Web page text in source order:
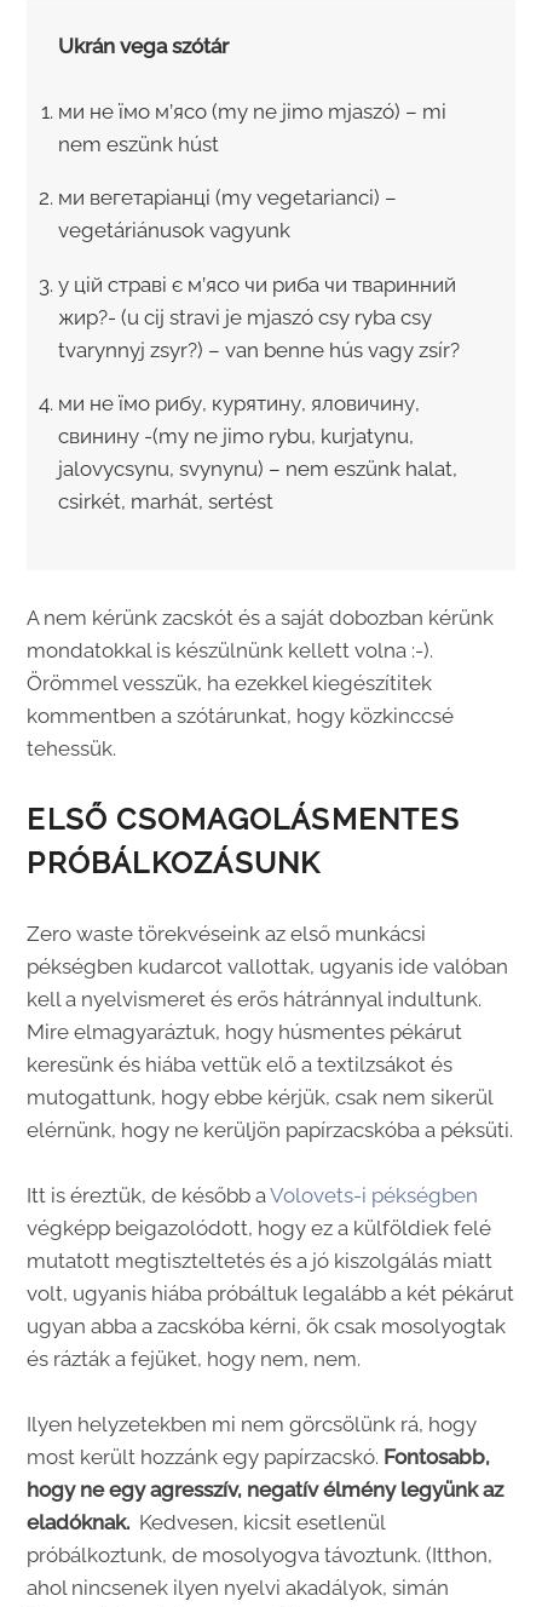
Ukrán vega szótár
ми не ïмо м’ясо (my ne jimo mjaszó) – mi
nem eszünk húst
ми вегетарiанцi (my vegetarianci) –
vegetáriánusok vagyunk
у цiй стравi є м’ясо чи риба чи тваринний
жир?- (u cij stravi je mjaszó csy ryba csy
tvarynnyj zsyr?) – van benne hús vagy zsír?
ми не їмо рибу, курятину, яловичину,
свинину -(my ne jimo rybu, kurjatynu,
jalovycsynu, svynynu) – nem eszünk halat,
csirkét, marhát, sertést
A nem kérünk zacskót és a saját dobozban kérünk
mondatokkal is készülnünk kellett volna :-).
Örömmel vesszük, ha ezekkel kiegészítitek
kommentben a szótárunkat, hogy közkinccsé
tehessük.
ELSŐ CSOMAGOLÁSMENTES
PRÓBÁLKOZÁSUNK
Zero waste törekvéseink az első munkácsi
pékségben kudarcot vallottak, ugyanis ide valóban
kell a nyelvismeret és erős hátránnyal indultunk.
Mire elmagyaráztuk, hogy húsmentes pékárut
keresünk és hiába vettük elő a textilzsákot és
mutogattunk, hogy ebbe kérjük, csak nem sikerül
elérnünk, hogy ne kerüljön papírzacskóba a péksüti.
Itt is éreztük, de később aVolovets-i pékségben
végképp beigazolódott, hogy ez a külföldiek felé
mutatott megtiszteltetés és a jó kiszolgálás miatt
volt, ugyanis hiába próbáltuk legalább a két pékárut
ugyan abba a zacskóba kérni, ők csak mosolyogtak
és rázták a fejüket, hogy nem, nem.
Ilyen helyzetekben mi nem görcsölünk rá, hogy
most került hozzánk egy papírzacskó. Fontosabb,
hogy ne egy agresszív, negatív élmény legyünk az
eladóknak. Kedvesen, kicsit esetlenül
próbálkoztunk, de mosolyogva távoztunk. (Itthon,
ahol nincsenek ilyen nyelvi akadályok, simán